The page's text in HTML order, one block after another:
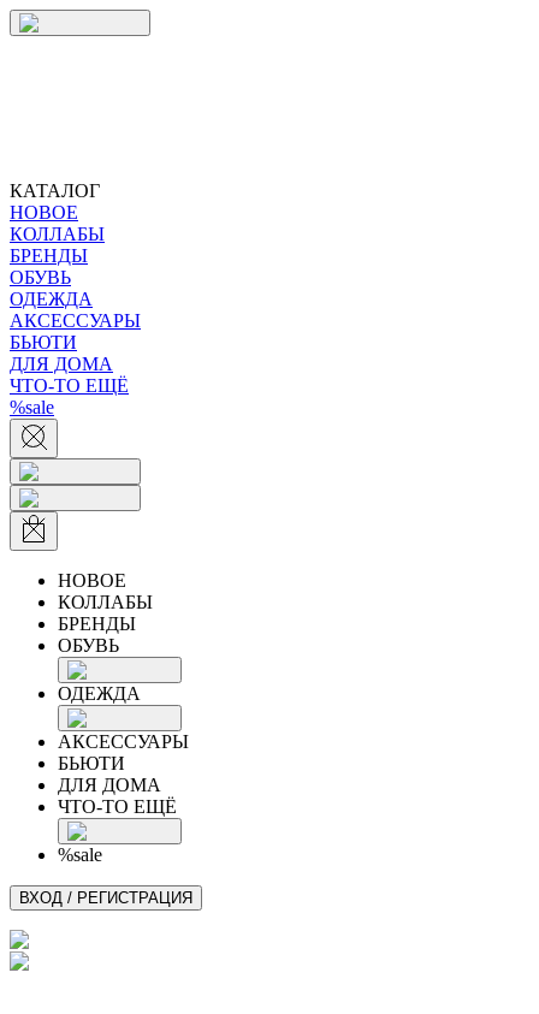
КАТАЛОГ
НОВОЕ
КОЛЛАБЫ
БРЕНДЫ
ОБУВЬ
ОДЕЖДА
АКСЕССУАРЫ
БЬЮТИ
ДЛЯ ДОМА
ЧТО-ТО ЕЩЁ
%sale
НОВОЕ
КОЛЛАБЫ
БРЕНДЫ
ОБУВЬ
ОДЕЖДА
АКСЕССУАРЫ
БЬЮТИ
ДЛЯ ДОМА
ЧТО-ТО ЕЩЁ
%sale
ВХОД / РЕГИСТРАЦИЯ